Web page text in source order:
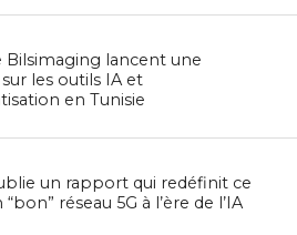
Bilsimaging lancent une
les outils IA et
en Tunisie
un rapport qui redéfinit ce
“bon” réseau 5G à l’ère de l’IA